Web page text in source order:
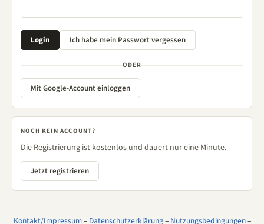
ODER
Mit Google-Account einloggen
NOCH KEIN ACCOUNT?
Die Registrierung ist kostenlos und dauert nur eine Minute.
Jetzt registrieren
Kontakt/Impressum– Datenschutzerklärung– Nutzungsbedingungen–